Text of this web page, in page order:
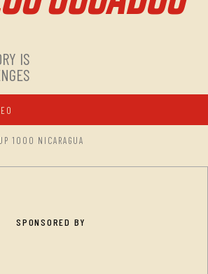
IS
1000 NICARAGUA
SPONSORED BY